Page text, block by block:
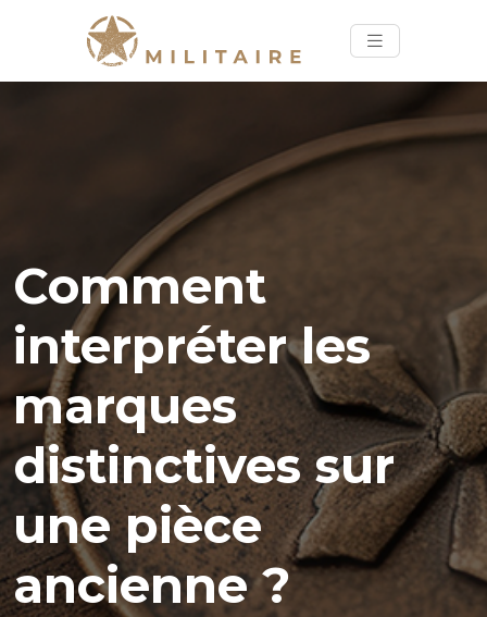
Comment
interpréter les
marques
distinctives sur
une pièce
ancienne ?